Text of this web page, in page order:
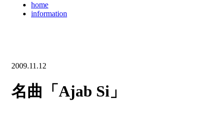
home
information
2009.11.12
名曲「Ajab Si」